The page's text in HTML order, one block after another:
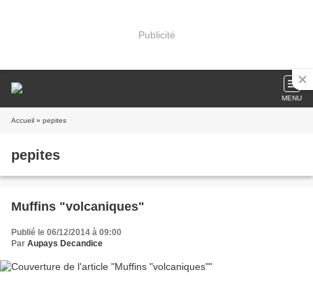
Publicité
MENU
Accueil » pepites
pepites
Muffins "volcaniques"
Publié le 06/12/2014 à 09:00
Par Aupays Decandice